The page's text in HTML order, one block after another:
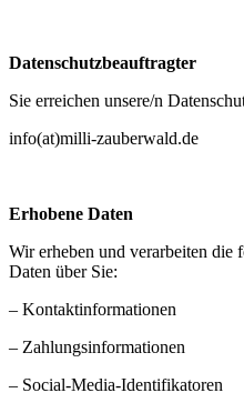
Datenschutzbeauftragter
Sie erreichen unsere/n
info(at)milli-zauberwald.de
Erhobene Daten
Wir erheben und verarbeiten die
Daten über Sie:
– Kontaktinformationen
– Zahlungsinformationen
– Social-Media-Identifikatoren